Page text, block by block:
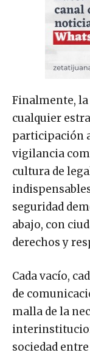
Finalmente, la
cualquier
participación
vigilancia
cultura de
seguridad
abajo, con
derechos y
Cada vacío,
de
malla de la
sociedad